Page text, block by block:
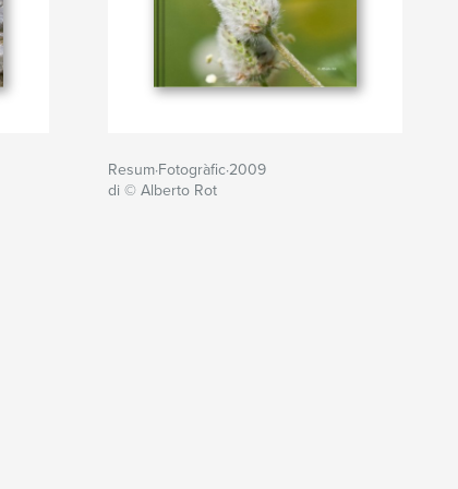
Resum·Fotogràfic·2009
di © Alberto Rot